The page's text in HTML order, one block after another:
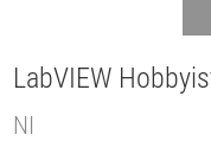
LabVIEW
NI